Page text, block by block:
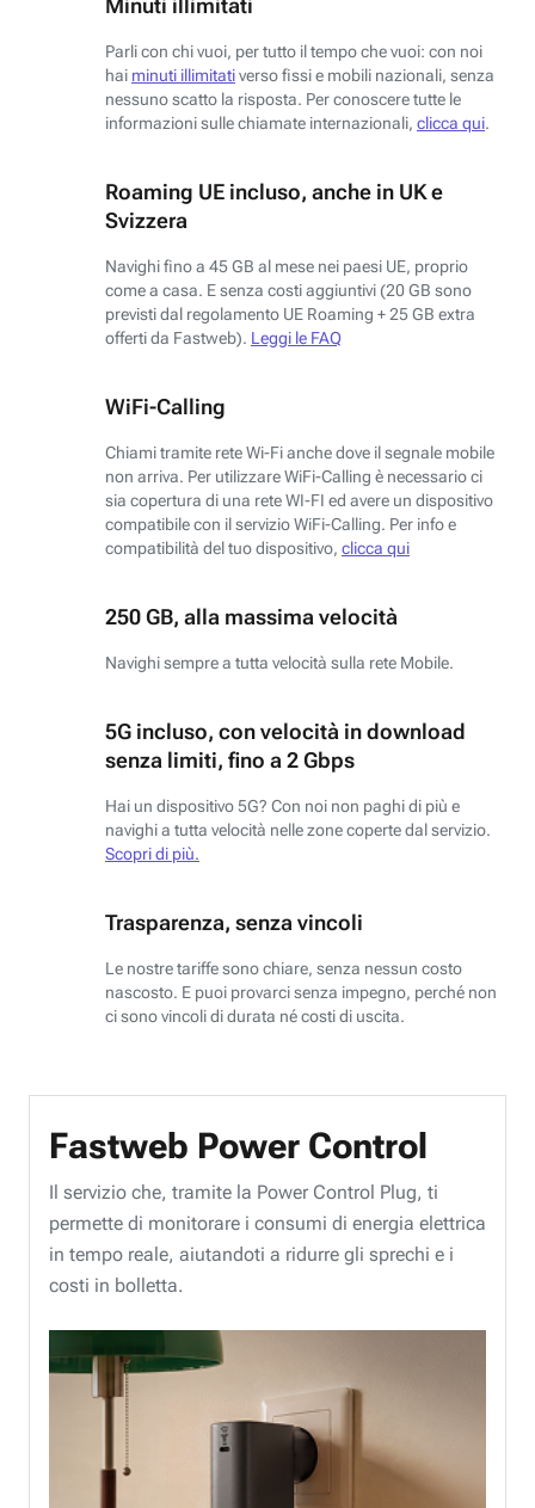
Parli con chi vuoi, per tutto il tempo che vuoi: con noi
hai minuti illimitativerso fissi e mobili nazionali, senza
nessuno scatto la risposta. Per conoscere tutte le
informazioni sulle chiamate internazionali, clicca qui.
Roaming UE incluso, anche in UK e
Svizzera
Navighi fino a 45 GB al mese nei paesi UE, proprio
come a casa. E senza costi aggiuntivi (20 GB sono
previsti dal regolamento UE Roaming + 25 GB extra
offerti da Fastweb). Leggi le FAQ
WiFi-Calling
Chiami tramite rete Wi-Fi anche dove il segnale mobile
non arriva. Per utilizzare WiFi-Calling è necessario ci
sia copertura di una rete WI-FI ed avere un dispositivo
compatibile con il servizio WiFi-Calling. Per info e
compatibilità del tuo dispositivo, clicca qui
250 GB, alla massima velocità
Navighi sempre a tutta velocità sulla rete Mobile.
5G incluso, con velocità in download
senza limiti, fino a 2 Gbps
Hai un dispositivo 5G? Con noi non paghi di più e
navighi a tutta velocità nelle zone coperte dal servizio.
Scopri di più.
Trasparenza, senza vincoli
Le nostre tariffe sono chiare, senza nessun costo
nascosto. E puoi provarci senza impegno, perché non
ci sono vincoli di durata né costi di uscita.
Fastweb Power Control
Il servizio che, tramite la Power Control Plug, ti
permette di monitorare i consumi di energia elettrica
in tempo reale, aiutandoti a ridurre gli sprechi e i
costi in bolletta.